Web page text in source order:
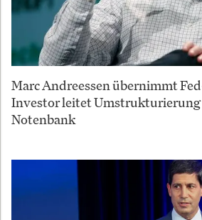
Marc Andreessen übernimmt
Investor leitet Umstrukturierung
Notenbank